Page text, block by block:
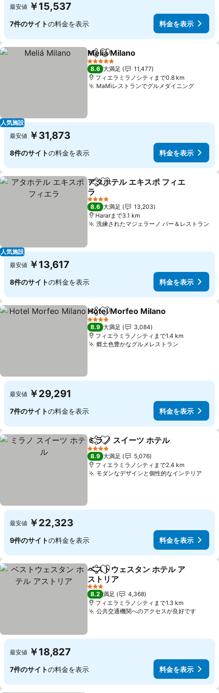
最安値 ￥15,537
7件のサイトの料金を表示 料金を表示
人気施設
シェアお気に入りに追加
Meliá Milano
5 ホテルのランク
8.6 大満足
11,477
フィエラミラノシティまで0.8 km
MaMìレストランでグルメダイニング
最安値 ￥31,873
8件のサイトの料金を表示 料金を表示
人気施設
シェアお気に入りに追加
アタホテル エキスポ フィエ
ラ
4 ホテルのランク
8.6 大満足
13,203
Hararまで3.1 km
洗練されたマジェラーノ バー＆レストラン
最安値 ￥13,617
8件のサイトの料金を表示 料金を表示
シェアお気に入りに追加
Hotel Morfeo Milano
4 ホテルのランク
8.9 大満足
3,084
フィエラミラノシティまで1.4 km
郷土色豊かなグルメレストラン
最安値 ￥29,291
7件のサイトの料金を表示 料金を表示
シェアお気に入りに追加
ミラノ スイーツ ホテル
4 ホテルのランク
8.9 大満足
5,076
フィエラミラノシティまで2.4 km
モダンなデザインと個性的なインテリア
最安値 ￥22,323
9件のサイトの料金を表示 料金を表示
シェアお気に入りに追加
ベストウェスタン ホテル ア
ストリア
3 ホテルのランク
8.2 満足
4,368
フィエラミラノシティまで1.3 km
公共交通機関へのアクセスが良好です
最安値 ￥18,827
7件のサイトの料金を表示 料金を表示